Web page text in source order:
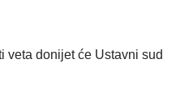
veta donijet će Ustavni sud